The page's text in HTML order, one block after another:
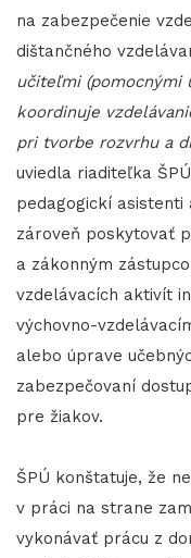
na zabezpečenie
dištančného
učiteľmi
koordinuje
pri tvorbe rozvrhu a
uviedla riaditeľka
pedagogickí asistenti
zároveň poskytovať
a zákonným
vzdelávacích aktivít
výchovno-
alebo úprave
zabezpečovaní
pre žiakov.
ŠPÚ konštatuje, že
v práci na strane
vykonávať prácu z